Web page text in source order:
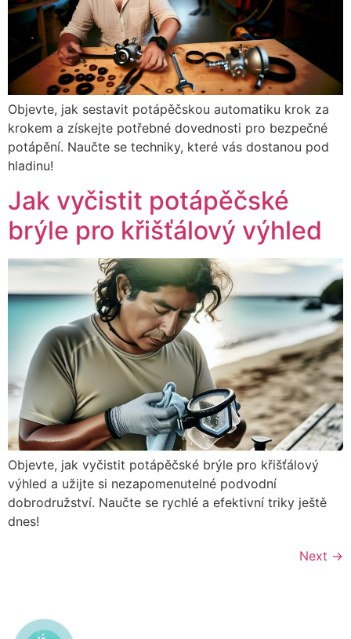
Objevte, jak sestavit potápěčskou automatiku krok za
krokem a získejte potřebné dovednosti pro bezpečné
potápění. Naučte se techniky, které vás dostanou pod
hladinu!
Jak vyčistit potápěčské
brýle pro křišťálový výhled
Objevte, jak vyčistit potápěčské brýle pro křišťálový
výhled a užijte si nezapomenutelné podvodní
dobrodružství. Naučte se rychlé a efektivní triky ještě
dnes!
Next →